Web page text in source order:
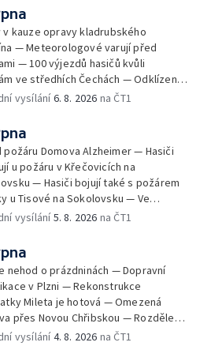
v kauze opravy kladrubského
— Meteorologové varují před
— 100 výjezdů hasičů kvůli
ve středhích Čechách — Odklízení
bouřkách — Hasiči likvidovali
náměstí — Necelý kilometr řeky
u šumavského Annína je téměř bez
Pátrání po dvou mužích na jezeře
Tábor pro děti odsouzených — Tábor
dětem orientovat se na trhu práce
festival Brutal Assault — Cyklysta
Karlvoych Varech do řeky —
hmyz se chytají ptáci
vysílání6. 8. 2026 na ČT1
požáru Domova Alzheimer — Hasiči
u požáru v Křečovicích na
— Hasiči bojují také s požárem
u Tisové na Sokolovsku — Ve
na Hodonínsku padl další teplotní
— Požár lesa u šumavských
— Modernizace úseku dálnice D8 —
pro řidiče za záchranu ženy —
lhůty pro podání volebních listin —
utonutí na jihu Čech — Na řece
plout kvůli demolici mostu —
Karlova mostu — Porušování pravidel
vysílání5. 8. 2026 na ČT1
nehod o prázdninách — Dopravní
v Plzni — Rekonstrukce
Mileta je hotová — Omezená
přes Novou Chřibskou — Rozdělení
za rekultivace — Světový
vysílání4. 8. 2026 na ČT1